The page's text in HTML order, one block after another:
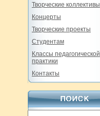
Творческие коллективы
Концерты
Творческие проекты
Студентам
Классы педагогической
практики
Контакты